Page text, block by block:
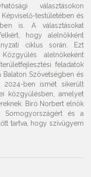
választásokon
testületében és
is. A választásokat
hogy alelnökként
ciklus során. Ezt
alelnökeként
feladatok
Szövetségben és
2024-ben ismét sikerült
közgyűlésben, amelyet
Biró Norbert elnök
Somogyországért és a
tartva, hogy szívügyem